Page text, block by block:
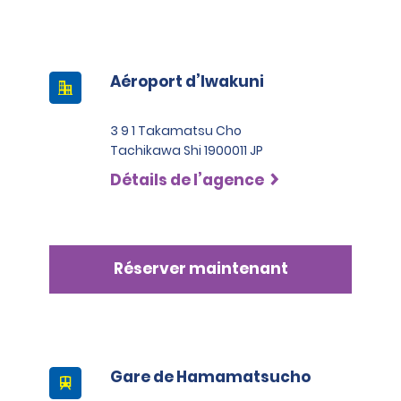
Aéroport d’Iwakuni
3 9 1 Takamatsu Cho
Tachikawa Shi 1900011 JP
Détails de l’agence
Réserver maintenant
Gare de Hamamatsucho